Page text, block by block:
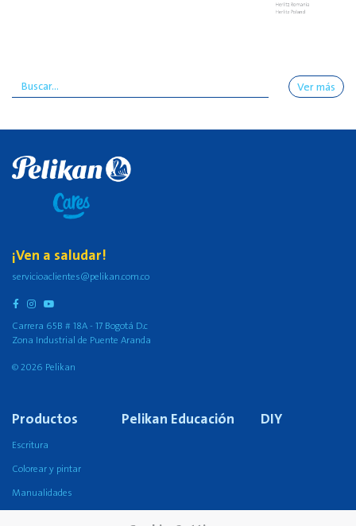
Ver más
¡Ven a saludar!
servicioaclientes@pelikan.com.co
Carrera 65B # 18A - 17 Bogotá D.c
Zona Industrial de Puente Aranda
© 2026 Pelikan
Productos
Escritura
Colorear y pintar
Manualidades
Pelikan Educación DIY